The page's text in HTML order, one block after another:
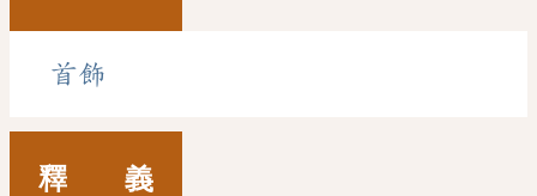
首飾
釋 義